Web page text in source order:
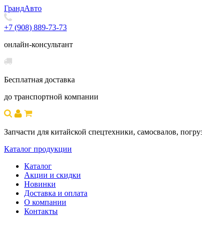
ГрандАвто
+7 (908) 889-73-73
онлайн-консультант
Бесплатная доставка
до транспортной компании
Запчасти для китайской спецтехники, самосвалов,
Каталог продукции
Каталог
Акции и скидки
Новинки
Доставка и оплата
О компании
Контакты